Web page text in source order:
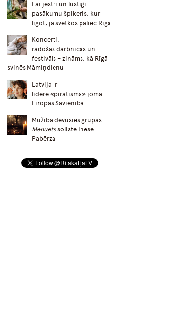
Lai jestri un lustīgi –
pasākumu špikeris, kur
līgot, ja svētkos paliec Rīgā
Koncerti,
radošās darbnīcas un
festivāls – zināms, kā Rīgā
svinēs Māmiņdienu
Latvija ir
līdere «pirātisma» jomā
Eiropas Savienībā
Mūžībā devusies grupas
Menuetssoliste Inese
Pabērza